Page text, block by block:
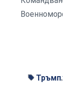
Тръмп,